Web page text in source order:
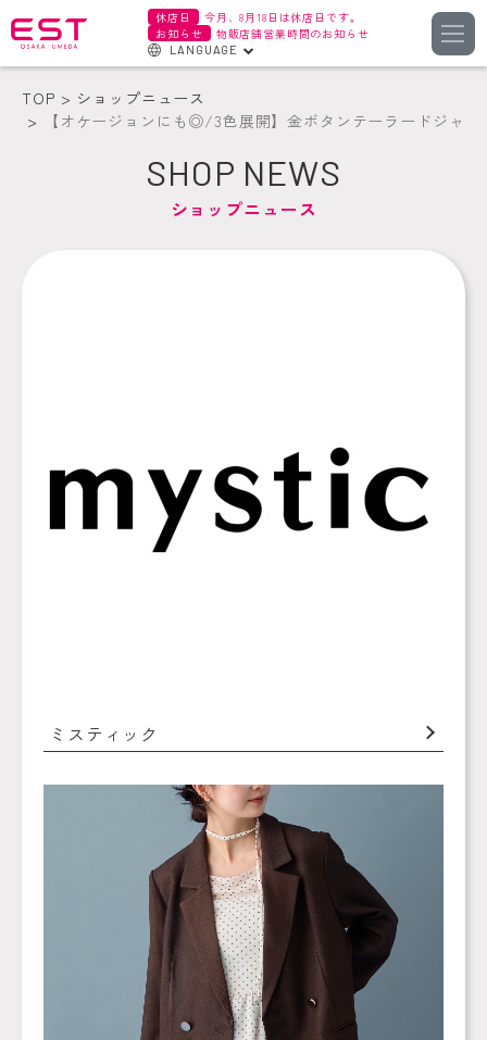
休店日
今月、8月18日は休店日です。
お知らせ
物販店舗営業時間のお知らせ
LANGUAGE
한국어
TOP
ショップニュース
【オケージョンにも◎/3色展開】金ボタンテーラードジャケ
SHOP NEWS
ショップニュース
ミスティック